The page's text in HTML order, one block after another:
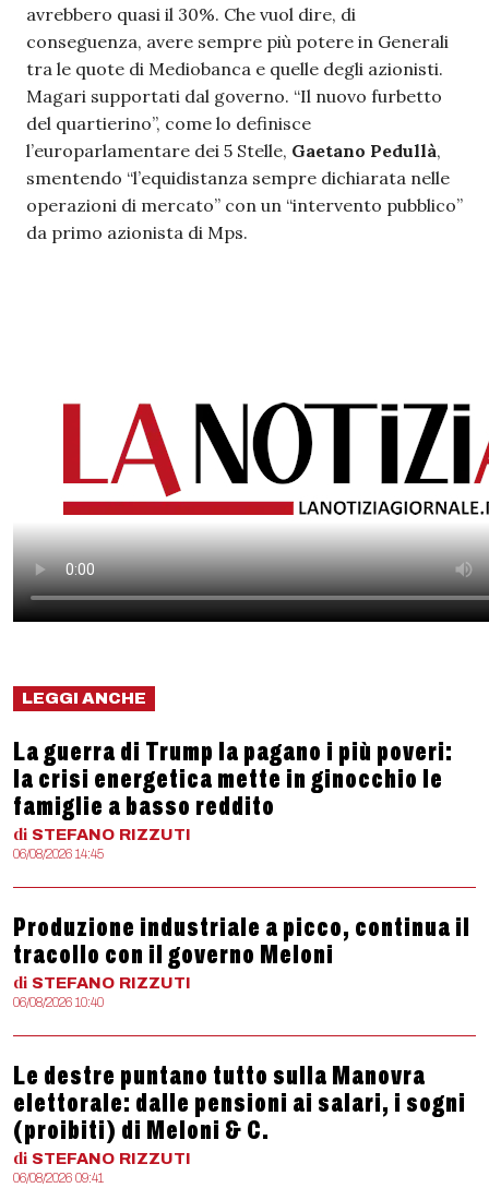
avrebbero quasi il 30%. Che vuol dire, di
conseguenza, avere sempre più potere in Generali
tra le quote di Mediobanca e quelle degli azionisti.
Magari supportati dal governo. “Il nuovo furbetto
del quartierino”, come lo definisce
l’europarlamentare dei 5 Stelle, Gaetano Pedullà,
smentendo “l’equidistanza sempre dichiarata nelle
operazioni di mercato” con un “intervento pubblico”
da primo azionista di Mps.
LEGGI ANCHE
La guerra di Trump la pagano i più poveri:
la crisi energetica mette in ginocchio le
famiglie a basso reddito
di STEFANO RIZZUTI
06/08/2026 14:45
Produzione industriale a picco, continua il
tracollo con il governo Meloni
di STEFANO RIZZUTI
06/08/2026 10:40
Le destre puntano tutto sulla Manovra
elettorale: dalle pensioni ai salari, i sogni
(proibiti) di Meloni & C.
di STEFANO RIZZUTI
06/08/2026 09:41